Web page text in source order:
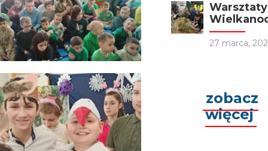
Warsztaty
27 marca,
zobacz
więcej